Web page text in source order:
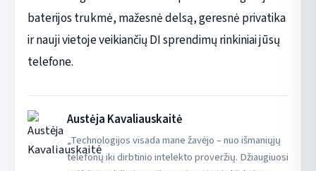
baterijos trukmė, mažesnė delsą, geresnė privatika
ir nauji vietoje veikiančių DI sprendimų rinkiniai jūsų
telefone.
Austėja Kavaliauskaitė
„Technologijos visada mane žavėjo – nuo išmaniųjų
telefonų iki dirbtinio intelekto proveržių. Džiaugiuosi